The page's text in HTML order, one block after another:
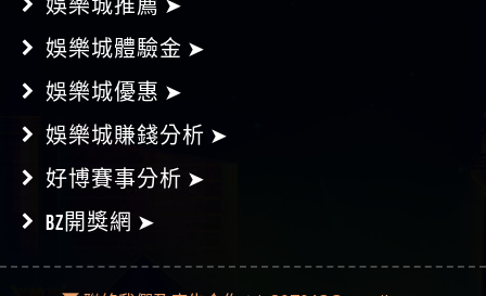
娛樂城推薦 ➤
娛樂城體驗金 ➤
娛樂城優惠 ➤
娛樂城賺錢分析 ➤
好博賽事分析 ➤
BZ開獎網 ➤